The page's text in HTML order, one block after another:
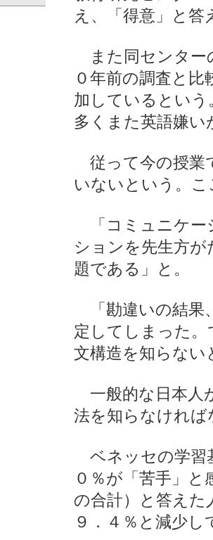
え、「得意」と
また同センター
０年前の調査と
加しているとい
多くまた英語嫌
従って今の授業
いないという。
「コミュニケー
ションを先生方
題である」と。
「勘違いの結果
定してしまった
文構造を知らな
一般的な日本人
法を知らなけれ
ベネッセの学習
０％が「苦手」
の合計）と答えた
９．４％と減少し